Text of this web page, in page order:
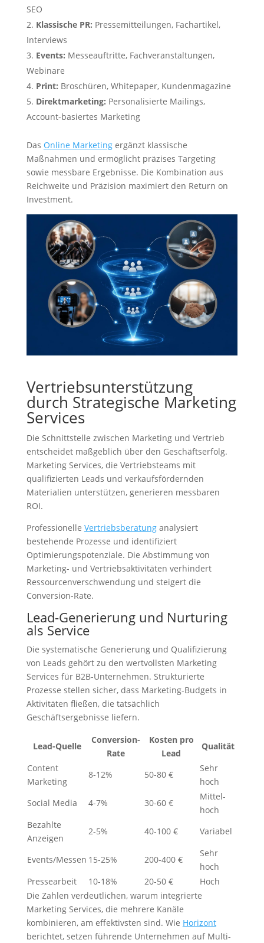
SEO
Klassische PR: Pressemitteilungen, Fachartikel,
Interviews
Events: Messeauftritte, Fachveranstaltungen,
Webinare
Print: Broschüren, Whitepaper, Kundenmagazine
Direktmarketing: Personalisierte Mailings,
Account-basiertes Marketing
Das Online Marketingergänzt klassische
Maßnahmen und ermöglicht präzises Targeting
sowie messbare Ergebnisse. Die Kombination aus
Reichweite und Präzision maximiert den Return on
Investment.
Vertriebsunterstützung
durch Strategische Marketing
Services
Die Schnittstelle zwischen Marketing und Vertrieb
entscheidet maßgeblich über den Geschäftserfolg.
Marketing Services, die Vertriebsteams mit
qualifizierten Leads und verkaufsfördernden
Materialien unterstützen, generieren messbaren
ROI.
Professionelle Vertriebsberatunganalysiert
bestehende Prozesse und identifiziert
Optimierungspotenziale. Die Abstimmung von
Marketing- und Vertriebsaktivitäten verhindert
Ressourcenverschwendung und steigert die
Conversion-Rate.
Lead-Generierung und Nurturing
als Service
Die systematische Generierung und Qualifizierung
von Leads gehört zu den wertvollsten Marketing
Services für B2B-Unternehmen. Strukturierte
Prozesse stellen sicher, dass Marketing-Budgets in
Aktivitäten fließen, die tatsächlich
Geschäftsergebnisse liefern.
Lead-Quelle
Conversion-
Rate
Kosten pro
Lead
Qualität
Content
Marketing
8-12% 50-80 €
Sehr
hoch
Social Media
4-7% 30-60 €
Mittel-
hoch
Bezahlte
Anzeigen
2-5% 40-100 € Variabel
Events/Messen 15-25% 200-400 €
Sehr
hoch
Pressearbeit
10-18% 20-50 €
Hoch
Die Zahlen verdeutlichen, warum integrierte
Marketing Services, die mehrere Kanäle
kombinieren, am effektivsten sind. Wie Horizont
berichtet, setzen führende Unternehmen auf Multi-